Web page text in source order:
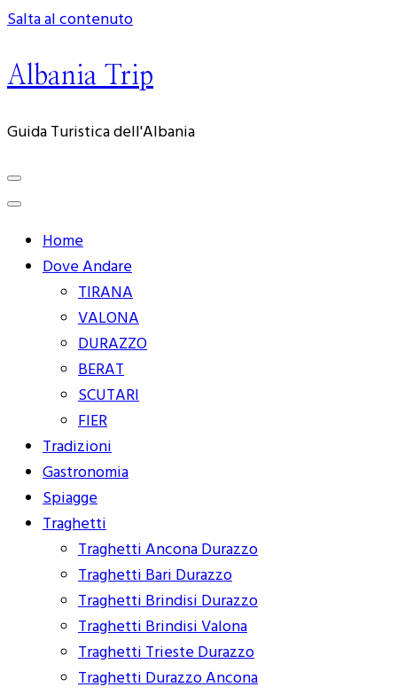
Salta al contenuto
Albania Trip
Guida Turistica dell'Albania
Home
Dove Andare
TIRANA
VALONA
DURAZZO
BERAT
SCUTARI
FIER
Tradizioni
Gastronomia
Spiagge
Traghetti
Traghetti Ancona Durazzo
Traghetti Bari Durazzo
Traghetti Brindisi Durazzo
Traghetti Brindisi Valona
Traghetti Trieste Durazzo
Traghetti Durazzo Ancona